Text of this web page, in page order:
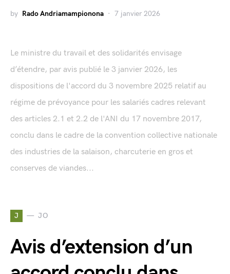
by Rado Andriamampionona 7 janvier 2026
Le ministre du travail et des solidarités envisage
d’étendre, par avis publié le 3 janvier 2026, les
dispositions de l'accord du 3 novembre 2025 relatif au
régime de prévoyance pour les salariés cadres relevant
des articles 2.1 et 2.2 de l'ANI du 17 novembre 2017,
conclu dans le cadre de la convention collective nationale
des industries de la salaison, charcuterie en gros et
conserves de viandes...
J JO
Avis d’extension d’un